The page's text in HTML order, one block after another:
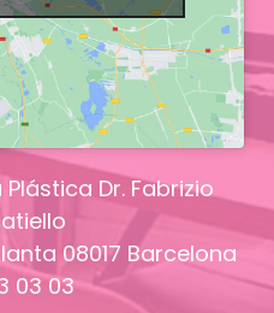
Dr. Fabrizio
08017 Barcelona
03 03